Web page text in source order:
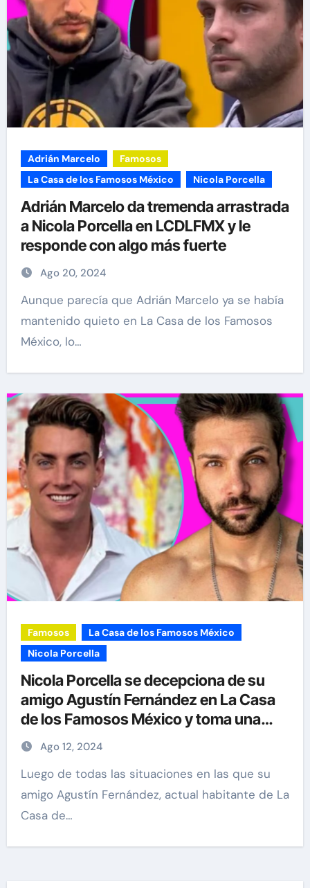
Adrián Marcelo
Famosos
La Casa de los Famosos México
Nicola Porcella
Adrián Marcelo da tremenda arrastrada
a Nicola Porcella en LCDLFMX y le
responde con algo más fuerte
Ago 20, 2024
Aunque parecía que Adrián Marcelo ya se había
mantenido quieto en La Casa de los Famosos
México, lo…
Famosos
La Casa de los Famosos México
Nicola Porcella
Nicola Porcella se decepciona de su
amigo Agustín Fernández en La Casa
de los Famosos México y toma una
decisión
Ago 12, 2024
Luego de todas las situaciones en las que su
amigo Agustín Fernández, actual habitante de La
Casa de…